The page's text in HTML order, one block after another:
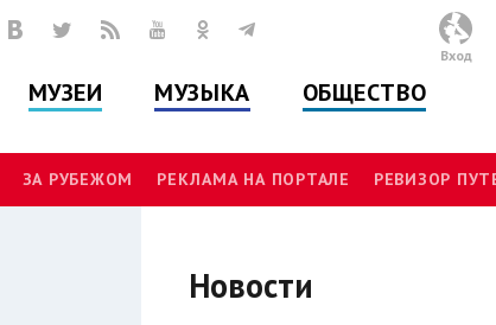
МУЗЕИ МУЗЫКА ОБЩЕСТВО
Вход
ЗА РУБЕЖОМ РЕКЛАМА НА ПОРТАЛЕ РЕВИЗОР
Новости